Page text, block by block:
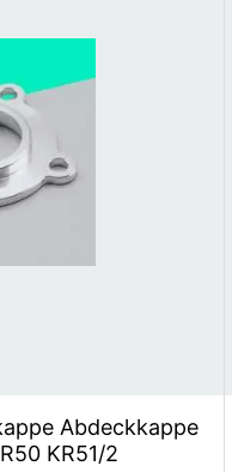
Abdeckkappe
KR51/2